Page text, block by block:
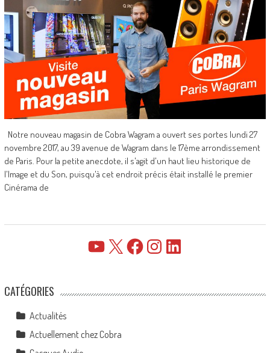
Notre nouveau magasin de Cobra Wagram a ouvert ses portes lundi 27
novembre 2017, au 39 avenue de Wagram dans le 17ème arrondissement
de Paris. Pour la petite anecdote, il s'agit d'un haut lieu historique de
l'Image et du Son, puisqu'à cet endroit précis était installé le premier
Cinérama de
YouTube FacebookInstagramLinkedIn
CATÉGORIES
Actualités
Actuellement chez Cobra